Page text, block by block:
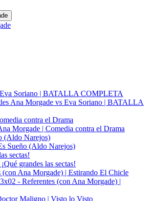
Ana Morgade vs Eva Soriano | BATALLA
Morgade | Comedia contra el Drama
Sueño (Aldo Narejos)
grandes las sectas!
3x02 - Referentes (con Ana Morgade) |